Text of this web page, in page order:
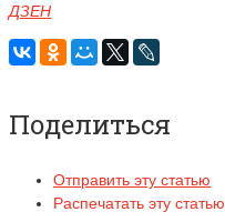
ДЗЕН
Поделиться
Отправить эту статью
Распечатать эту статью